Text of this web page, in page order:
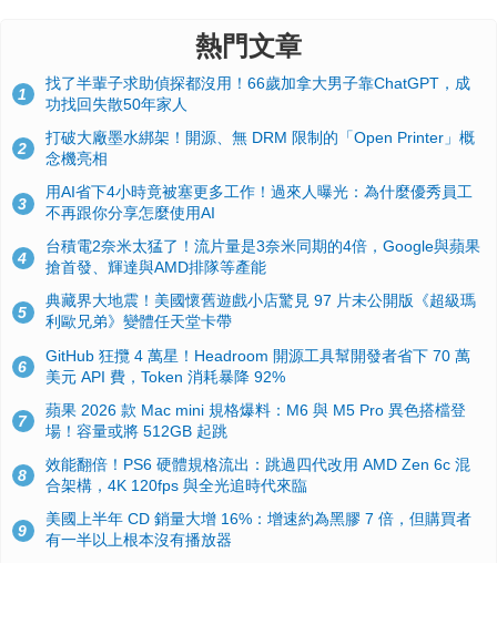
熱門文章
1
找了半輩子求助偵探都沒用！66歲加拿大男子靠ChatGPT，成
功找回失散50年家人
2
打破大廠墨水綁架！開源、無 DRM 限制的「Open Printer」概
念機亮相
3
用AI省下4小時竟被塞更多工作！過來人曝光：為什麼優秀員工
不再跟你分享怎麼使用AI
4
台積電2奈米太猛了！流片量是3奈米同期的4倍，Google與蘋果
搶首發、輝達與AMD排隊等產能
5
典藏界大地震！美國懷舊遊戲小店驚見 97 片未公開版《超級瑪
利歐兄弟》變體任天堂卡帶
6
GitHub 狂攬 4 萬星！Headroom 開源工具幫開發者省下 70 萬
美元 API 費，Token 消耗暴降 92%
7
蘋果 2026 款 Mac mini 規格爆料：M6 與 M5 Pro 異色搭檔登
場！容量或將 512GB 起跳
8
效能翻倍！PS6 硬體規格流出：跳過四代改用 AMD Zen 6c 混
合架構，4K 120fps 與全光追時代來臨
9
美國上半年 CD 銷量大增 16%：增速約為黑膠 7 倍，但購買者
有一半以上根本沒有播放器